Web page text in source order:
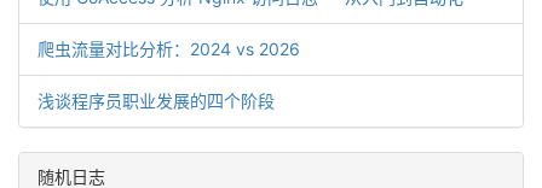
爬虫流量对比分析：2024 vs 2026
浅谈程序员职业发展的四个阶段
随机日志